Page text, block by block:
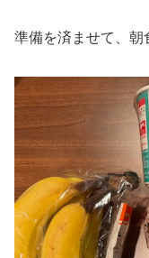
準備を済ませて、朝